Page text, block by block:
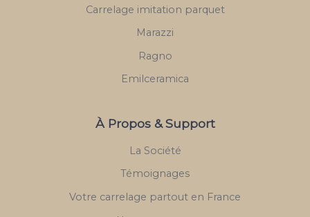
Carrelage imitation parquet
Marazzi
Ragno
Emilceramica
À Propos & Support
La Société
Témoignages
Votre carrelage partout en France